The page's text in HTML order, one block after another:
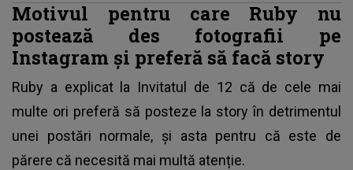
Motivul pentru care Ruby nu
postează des fotografii pe
Instagram și preferă să facă story
Ruby a explicat la Invitatul de 12 că de cele mai
multe ori preferă să posteze la story în detrimentul
unei postări normale, și asta pentru că este de
părere că necesită mai multă atenție.